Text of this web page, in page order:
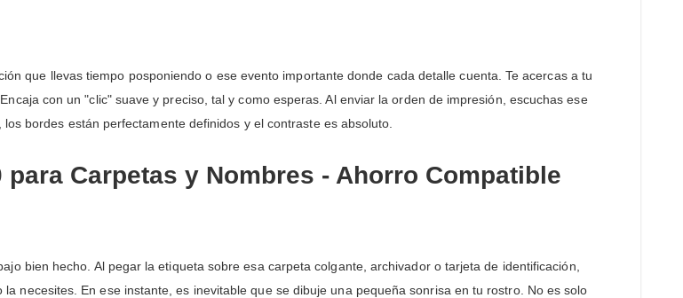
que llevas tiempo posponiendo o ese evento importante donde cada detalle cuenta. Te acercas a tu
con un "clic" suave y preciso, tal y como esperas. Al enviar la orden de impresión, escuchas ese
bordes están perfectamente definidos y el contraste es absoluto.
Carpetas y Nombres - Ahorro Compatible
bien hecho. Al pegar la etiqueta sobre esa carpeta colgante, archivador o tarjeta de identificación,
necesites. En ese instante, es inevitable que se dibuje una pequeña sonrisa en tu rostro. No es solo